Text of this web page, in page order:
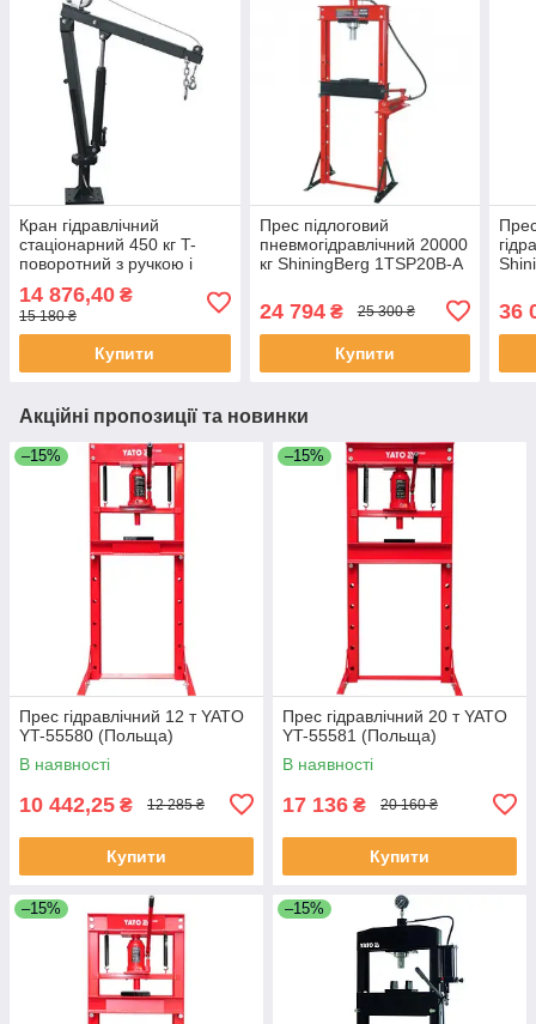
Кран гідравлічний
стаціонарний 450 кг T-
поворотний з ручкою і
1TS1002 (Китай)
14 876,40 ₴
15 180 ₴
Купити
Прес підлоговий
пневмогідравлічний 20000
кг ShiningBerg 1TSP20B-A
24 794₴ 25 300 ₴
Купити
36
Акційні пропозиції та новинки
–15%
Прес гідравлічний 12 т YATO
YT-55580 (Польща)
В наявності
10 442,25 ₴ 12 285 ₴
Купити
–15%
Прес гідравлічний 20 т YATO
YT-55581 (Польща)
В наявності
17 136 ₴ 20 160 ₴
Купити
–15% –15%